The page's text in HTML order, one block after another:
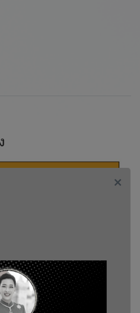
สานงานโครงการ)